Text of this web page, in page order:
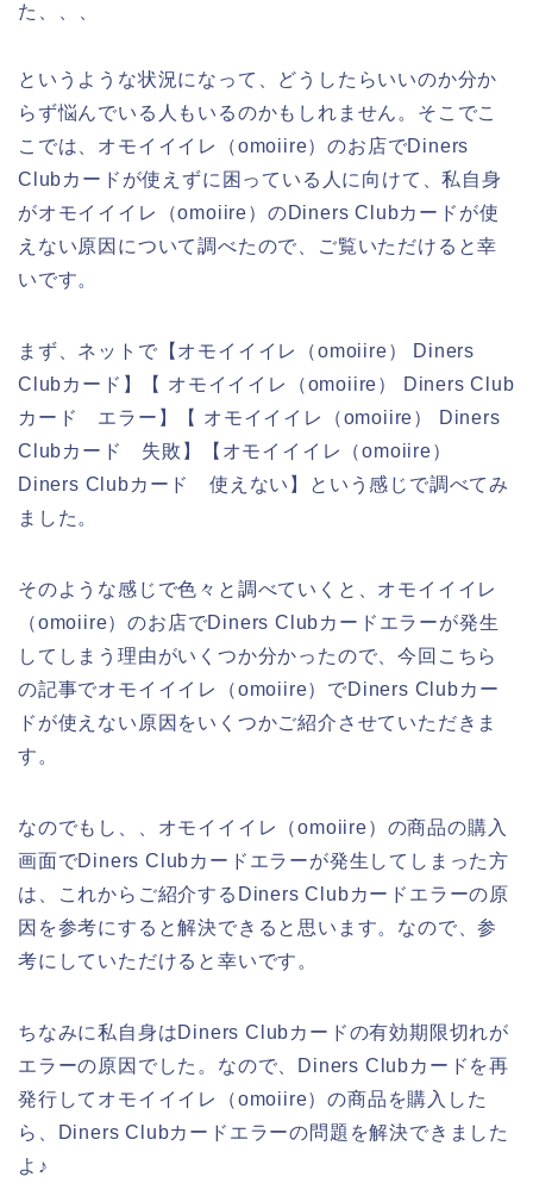
た、、、
というような状況になって、どうしたらいいのか分か
らず悩んでいる人もいるのかもしれません。そこでこ
こでは、オモイイイレ（omoiire）のお店でDiners
Clubカードが使えずに困っている人に向けて、私自身
がオモイイイレ（omoiire）のDiners Clubカードが使
えない原因について調べたので、ご覧いただけると幸
いです。
まず、ネットで【オモイイイレ（omoiire） Diners
Clubカード】【 オモイイイレ（omoiire） Diners Club
カード エラー】【 オモイイイレ（omoiire） Diners
Clubカード 失敗】【オモイイイレ（omoiire）
Diners Clubカード 使えない】という感じで調べてみ
ました。
そのような感じで色々と調べていくと、オモイイイレ
（omoiire）のお店でDiners Clubカードエラーが発生
してしまう理由がいくつか分かったので、今回こちら
の記事でオモイイイレ（omoiire）でDiners Clubカー
ドが使えない原因をいくつかご紹介させていただきま
す。
なのでもし、、オモイイイレ（omoiire）の商品の購入
画面でDiners Clubカードエラーが発生してしまった方
は、これからご紹介するDiners Clubカードエラーの原
因を参考にすると解決できると思います。なので、参
考にしていただけると幸いです。
ちなみに私自身はDiners Clubカードの有効期限切れが
エラーの原因でした。なので、Diners Clubカードを再
発行してオモイイイレ（omoiire）の商品を購入した
ら、Diners Clubカードエラーの問題を解決できました
よ♪